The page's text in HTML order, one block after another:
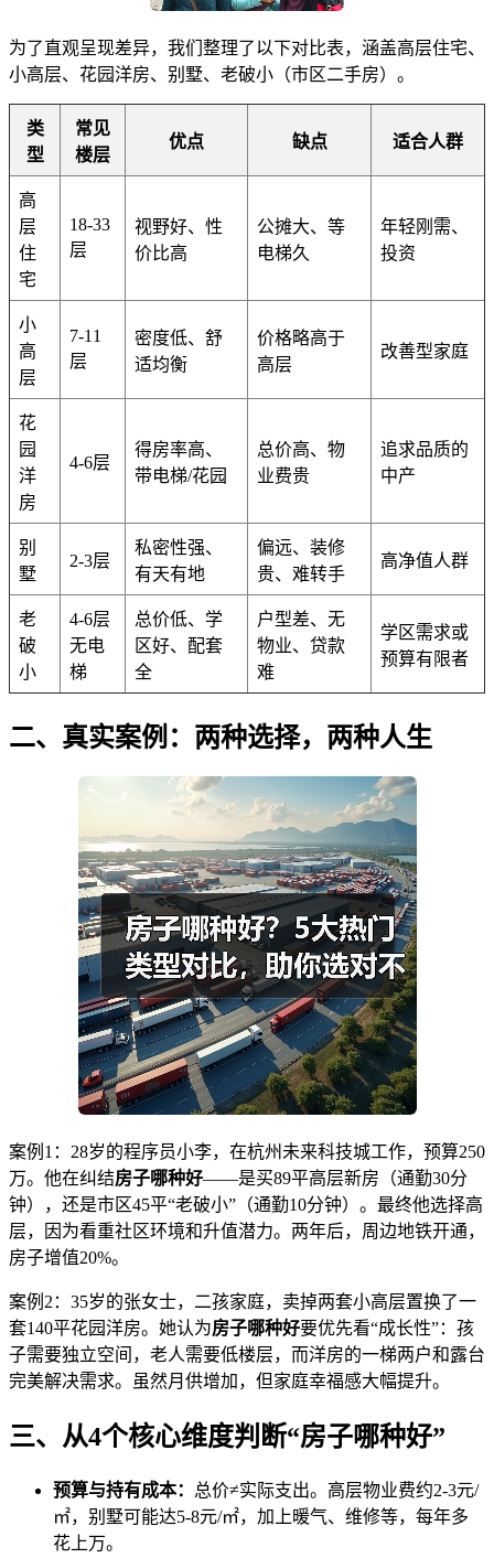
为了直观呈现差异，我们整理了以下对比表，涵盖高层住宅、
小高层、花园洋房、别墅、老破小（市区二手房）。
类
型
常见
楼层
优点 缺点 适合人群
高
层
住
宅
18-33
层
视野好、性
价比高
公摊大、等
电梯久
年轻刚需、
投资
小
高
层
7-11
层
密度低、舒
适均衡
价格略高于
高层
改善型家庭
花
园
洋
房
4-6层
得房率高、
带电梯/花园
总价高、物
业费贵
追求品质的
中产
别
墅
2-3层
私密性强、
有天有地
偏远、装修
贵、难转手
高净值人群
老
破
小
4-6层
无电
梯
总价低、学
区好、配套
全
户型差、无
物业、贷款
难
学区需求或
预算有限者
二、真实案例：两种选择，两种人生
案例1：28岁的程序员小李，在杭州未来科技城工作，预算250
万。他在纠结房子哪种好——是买89平高层新房（通勤30分
钟），还是市区45平“老破小”（通勤10分钟）。最终他选择高
层，因为看重社区环境和升值潜力。两年后，周边地铁开通，
房子增值20%。
案例2：35岁的张女士，二孩家庭，卖掉两套小高层置换了一
套140平花园洋房。她认为房子哪种好要优先看“成长性”：孩
子需要独立空间，老人需要低楼层，而洋房的一梯两户和露台
完美解决需求。虽然月供增加，但家庭幸福感大幅提升。
三、从4个核心维度判断“房子哪种好”
预算与持有成本： 总价≠实际支出。高层物业费约2-3元/
㎡，别墅可能达5-8元/㎡，加上暖气、维修等，每年多
花上万。